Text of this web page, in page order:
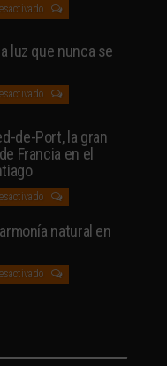
luz que nunca se
de-Port, la gran
Francia en el
natural en